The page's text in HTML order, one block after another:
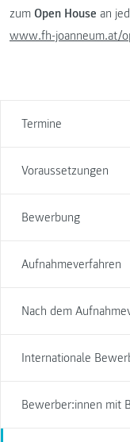
Termine
Voraussetzungen
Bewerbung
Aufnahmeverfahren
Nach dem
Internationale
Bewerber:innen mit
zum Open House an
www.fh-joanneum.at/